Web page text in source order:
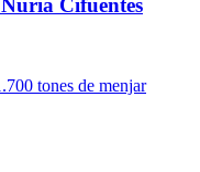
Cifuentes